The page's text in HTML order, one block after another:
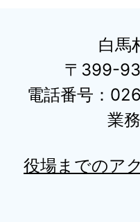
白馬
〒399-
電話番号：
業
役場までのア